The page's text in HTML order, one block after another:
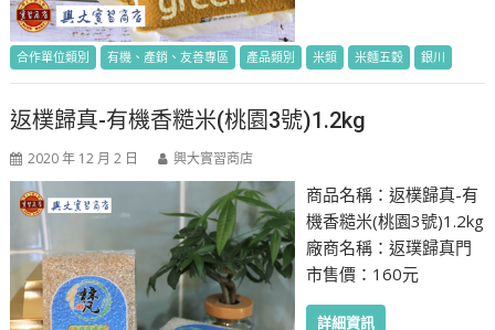
合作單位類別 有機、產銷、友善專區 產品類別 米類 米麵五穀 銀川
返樸歸真-有機香糙米(桃園3號)1.2kg
2020 年 12 月 2 日 興大實習商店
商品名稱：返樸歸真-有
機香糙米(桃園3號)1.2kg
廠商名稱：返璞歸真門
市售價：160元
詳細資訊